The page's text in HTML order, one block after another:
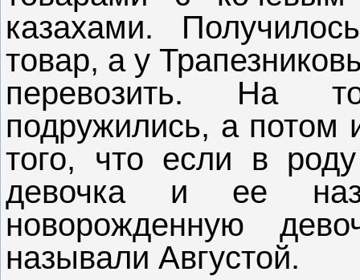
казахами.
товар, а у
перевозить. На
подружились, а потом
того, что если в
девочка и ее
новорожденную
называли Августой.